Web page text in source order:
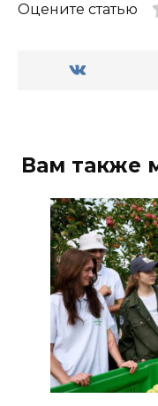
Оцените статью
Вам также